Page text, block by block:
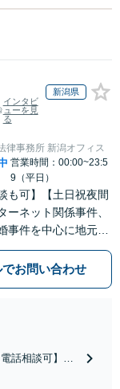
インタビ
ューを見
る
新潟県
律事務所 新潟オフィス
営業時間：00:00~23:5
9（平日）
も可】【土日祝夜間
ーネット関係事件、
事件を中心に地元新
筋。若さと誠意と情
者様と真正面から向
でお問い合わせ
電話相談可】不